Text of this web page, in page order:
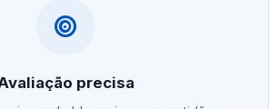
precisa